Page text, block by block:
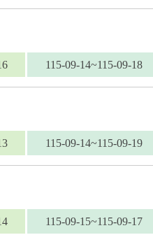
115-09-14~115-09-18
115-09-14~115-09-19
115-09-15~115-09-17